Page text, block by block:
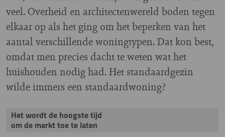
veel. Overheid en architectenwereld boden tegen
elkaar op als het ging om het beperken van het
aantal verschillende woningtypen. Dat kon best,
omdat men precies dacht te weten wat het
huishouden nodig had. Het standaardgezin
wilde immers een standaardwoning?
Het wordt de hoogste tijd
om de markt toe te laten